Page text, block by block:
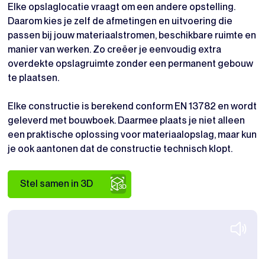
Elke opslaglocatie vraagt om een andere opstelling.
Daarom kies je zelf de afmetingen en uitvoering die
passen bij jouw materiaalstromen, beschikbare ruimte en
manier van werken. Zo creëer je eenvoudig extra
overdekte opslagruimte zonder een permanent gebouw
te plaatsen.
Elke constructie is berekend conform EN 13782 en wordt
geleverd met bouwboek. Daarmee plaats je niet alleen
een praktische oplossing voor materiaalopslag, maar kun
je ook aantonen dat de constructie technisch klopt.
Stel samen in 3D